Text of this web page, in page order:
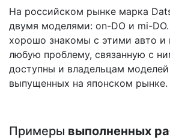
На российском рынке марка
двумя моделями: on-DO и mi-
хорошо знакомы с этими авто и
любую проблему, связанную с
доступны и владельцам моделей
выпущенных на японском рынке.
Примеры выполненных